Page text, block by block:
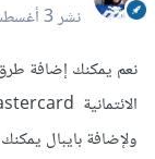
نشر3 أغسطس 2021
نعم يمكنك إضافة طرق
ولإضافة بايبال